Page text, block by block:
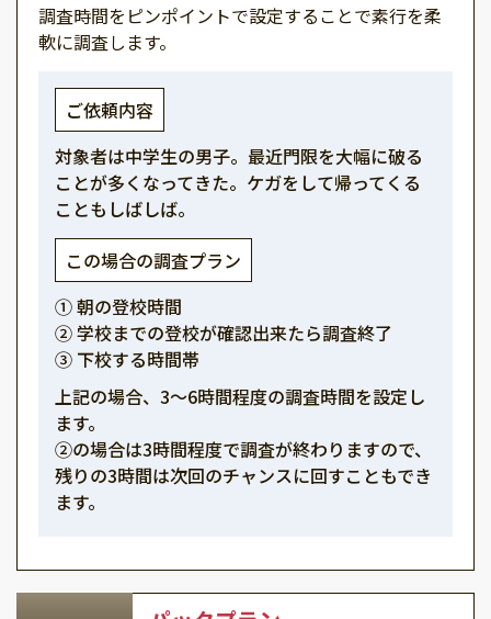
調査時間をピンポイントで設定することで素行を柔
軟に調査します。
ご依頼内容
対象者は中学生の男子。最近門限を大幅に破る
ことが多くなってきた。ケガをして帰ってくる
こともしばしば。
この場合の調査プラン
① 朝の登校時間
② 学校までの登校が確認出来たら調査終了
③ 下校する時間帯
上記の場合、3～6時間程度の調査時間を設定し
ます。
②の場合は3時間程度で調査が終わりますので、
残りの3時間は次回のチャンスに回すこともでき
ます。